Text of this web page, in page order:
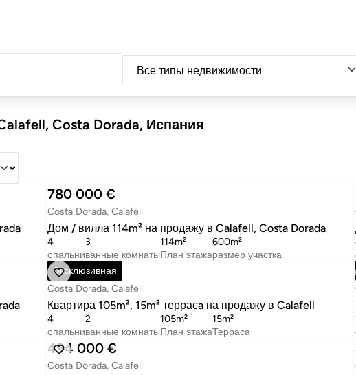
Costa Dorada, Испания
780 000 €
Costa Dorada, Calafell
Дом / вилла 114m² на продажу в Calafell, Costa Dorada
cпальни
4
ванные комнаты
3
План этажа
114m²
размер участка
600m²
Эксклюзивная
450 000 €
Costa Dorada, Calafell
Квартира 105m², 15m² террасa на продажу в Calafell
cпальни
4
ванные комнаты
2
План этажа
105m²
Терраса
15m²
494 000 €
Costa Dorada, Calafell